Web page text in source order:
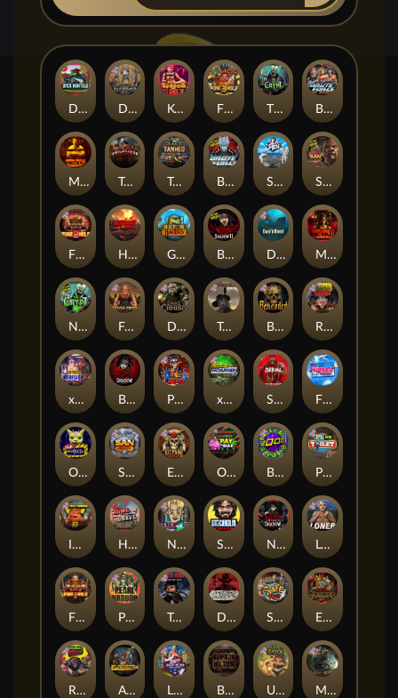
Nexus Blood & Shadow
Seamen
Duck Hunters Fire in the Hole 3
Dead, Dead, or Deader
Highway to Hell
Brute Force
Home of the Brave
Mental 2
Tombstone Slaughter San Quentin 2: Death Row
Blood & Shadow
Blood & Shadow 2
Mental
Skate or Die
Stockholm Syndrome
The Crypt
Apocalypse Super xNudge
Outsourced
Punk Rocker 2
Deadwood R.I.P
Beheaded
Bangkok Hilton
Brute Force: Alien Onslaught
Nexus The Crypt
Gator Hunters
Loner
Kenneth Must Die
Tombstone RIP
Fire in the Hole 2
Outsourced: Payday
Tanked
Fire In The Hole xBomb
Folsom Prison
Roadkill
Das xBoot
Road Rage
xWays Hoarder 2
Nine To Five
El Pasa Gunfight xNudge
Land of the Free
Brick Snake 2000
Flight Mode
Evil Goblins xBomb
San Quentin xWays
Serial
Punk Toilet
Pearl Harbor
Infectious 5 xWays
Dead Canary
Misery Mining
True Grit Redemption
xWays Hoarder xSplit
Ugliest Catch